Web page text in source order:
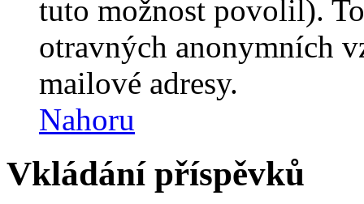
tuto možnost povolil).
otravných anonymních
mailové adresy.
Nahoru
Vkládání příspěvků